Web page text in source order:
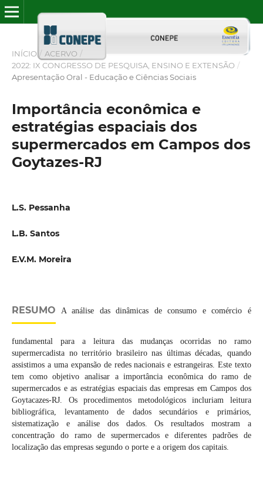
INÍCIO / ACERVO /
2022: IX CONGRESSO DE PESQUISA, ENSINO E EXTENSÃO /
Apresentação Oral - Educação e Ciências Sociais
Importância econômica e
estratégias espaciais dos
supermercados em Campos dos
Goytazes-RJ
L.S. Pessanha
L.B. Santos
E.V.M. Moreira
RESUMO A análise das dinâmicas de consumo e comércio é
fundamental para a leitura das mudanças ocorridas no ramo
supermercadista no território brasileiro nas últimas décadas, quando
assistimos a uma expansão de redes nacionais e estrangeiras. Este texto
tem como objetivo analisar a importância econômica do ramo de
supermercados e as estratégias espaciais das empresas em Campos dos
Goytacazes-RJ. Os procedimentos metodológicos incluriam leitura
bibliográfica, levantamento de dados secundários e primários,
sistematização e análise dos dados. Os resultados mostram a
concentração do ramo de supermercados e diferentes padrões de
localização das empresas segundo o porte e a origem dos capitais.